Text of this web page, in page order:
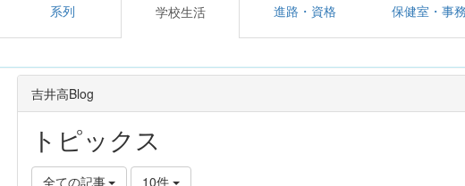
系列 学校生活 進路・資格 保健室・事
吉井高Blog
トピックス
全ての記事 10件